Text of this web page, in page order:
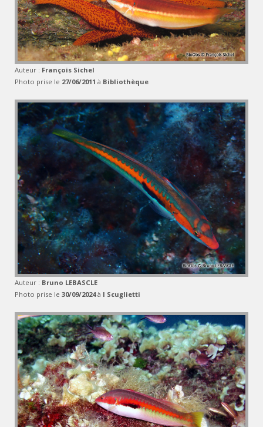
Auteur : François Sichel
Photo prise le 27/06/2011 à Bibliothèque
Auteur : Bruno LEBASCLE
Photo prise le 30/09/2024à I Scuglietti